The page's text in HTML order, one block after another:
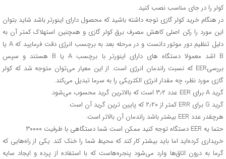
کولر را در جای مناسب نصب کنید.
در هنگام خرید کولر گازی توجه داشته باشید که محصول دارای اینورتر باشد شاید بتوان
این مورد را رکن اصلی کاهش مصرف برق کولر گازی و همچنین استهلاک کمتر آن به
دلیل تنظیم دور موتور دانست و در مرحله بعد به برچسب انرژی دقت فرمایید که A یا
B اشد معمولا دستگاه های دارای اینورتر با برچسب A یا B هستند و سپس
بررسیEER که نسبت راندمان انرژی است. از این معیار می‌توان متوجه شد که کولر
گازی مورد نظر، چه مقدار انرژی الکتریکی را به سرما تبدیل می‌کند.
گرید A برای EER عدد ۳٫۲ است که بالاترین گرید محسوب می‌شود.
گرید G برای ERR کمتر از ۲٫۲۰ که پایین ترین گرید آن است.
هرچقدر عدد EER بیشتر باشد راندمان آن بالاتر است.
حتما یه EER دستگاه توجه کنید ممکن است شما دستگاهی با ظرفیت ۳۰۰۰۰
خریداری کرده‌اید اما باید بیشتر کار کند که محیط شما را خنک کند. یکی از راه‌هایی که
گرما به درون اتاق‌ها وارد می‌شود پنجره‌هاست که با استفاده از پرده و ایجاد سایه